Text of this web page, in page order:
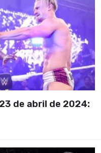
de abril de 2024: